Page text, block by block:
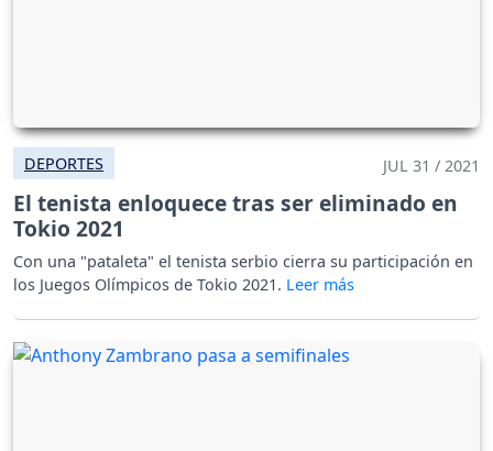
DEPORTES JUL 31 / 2021
El tenista enloquece tras ser eliminado en
Tokio 2021
Con una "pataleta" el tenista serbio cierra su participación en
los Juegos Olímpicos de Tokio 2021.